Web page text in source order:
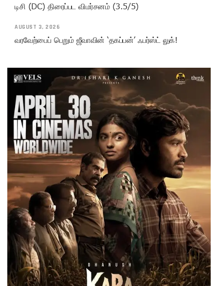
டிசி (DC) திரைப்பட விமர்சனம் (3.5/5)
AUGUST 3, 2026
வரவேற்பைப் பெறும் ஜீவாவின் ‘தகப்பன்’ ஃபர்ஸ்ட் லுக்!